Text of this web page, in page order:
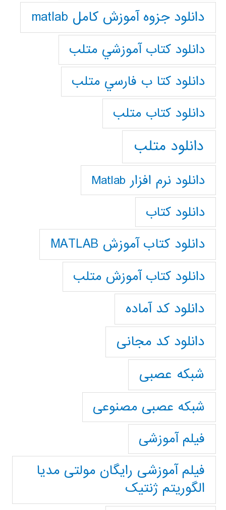
دانلود جزوه آموزش کامل matlab
دانلود كتاب آموزشي متلب
دانلود كتا ب فارسي متلب
دانلود كتاب متلب
دانلود متلب
دانلود نرم افزار Matlab
دانلود کتاب
دانلود کتاب آموزش MATLAB
دانلود کتاب آموزش متلب
دانلود کد آماده
دانلود کد مجانی
شبکه عصبی
شبکه عصبی مصنوعی
فیلم آموزشی
فیلم آموزشی رایگان مولتی مدیا
الگوریتم ژنتیک